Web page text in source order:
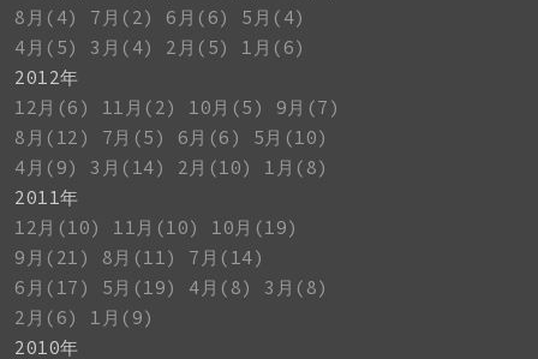
8月(4)
7月(2) 6月(6)
5月(4)
4月(5)
3月(4) 2月(5)
1月(6)
2012年
12月(6)
11月(2) 10月(5)
9月(7)
8月(12)
7月(5) 6月(6)
5月(10)
4月(9)
3月(14) 2月(10)
1月(8)
2011年
12月(10)
11月(10)
10月(19)
9月(21)
8月(11)
7月(14)
6月(17)
5月(19) 4月(8)
3月(8)
2月(6)
1月(9)
2010年